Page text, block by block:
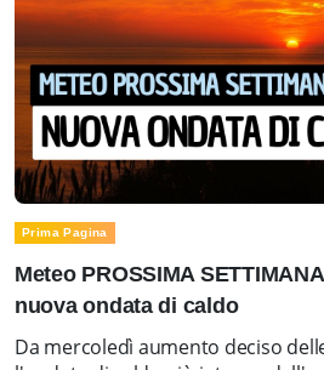
Prima Pagina
Meteo PROSSIMA
nuova ondata di caldo
Da mercoledì aumento deciso